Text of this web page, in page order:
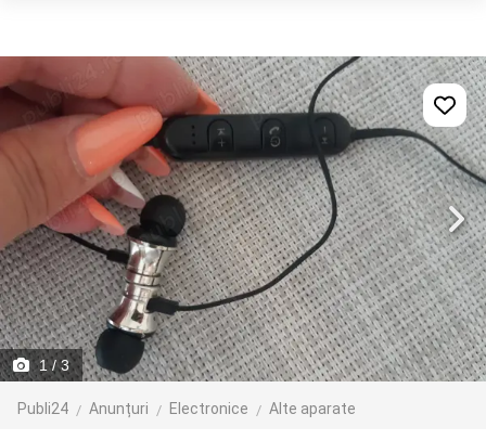
1/ 3
Publi24 Anunțuri Electronice Alte aparate